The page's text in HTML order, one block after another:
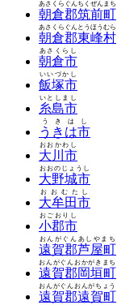
朝倉郡筑前町
あさくらぐんちくぜんまち
朝倉郡東峰村
あさくらぐんとうほうむら
朝倉市
あさくらし
飯塚市
いいづかし
糸島市
いとしまし
うきは市
うきはし
大川市
おおかわし
大野城市
おおのじょうし
大牟田市
おおむたし
小郡市
おごおりし
遠賀郡芦屋町
おんがぐんあしやまち
遠賀郡岡垣町
おんがぐんおかがきまち
遠賀郡遠賀町
おんがぐんおんがちょう